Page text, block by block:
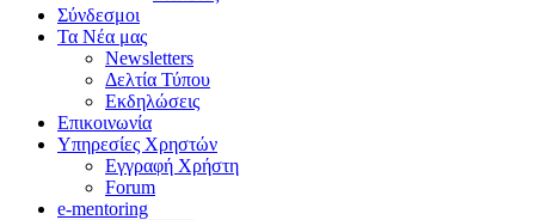
Σύνδεσμοι
Τα Νέα μας
Newsletters
Δελτία Τύπου
Εκδηλώσεις
Επικοινωνία
Υπηρεσίες Χρηστών
Εγγραφή Χρήστη
Forum
e-mentoring